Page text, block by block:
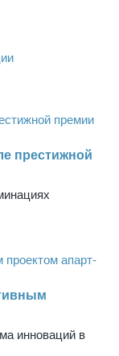
престижной
инноваций в